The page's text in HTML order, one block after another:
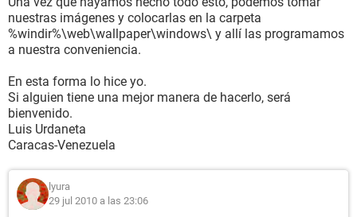
nuestras imágenes y colocarlas en la carpeta
%windir%\web\wallpaper\windows\ y allí las programamos
a nuestra conveniencia.
En esta forma lo hice yo.
Si alguien tiene una mejor manera de hacerlo, será
bienvenido.
Luis Urdaneta
Caracas-Venezuela
lyura
29 jul 2010 a las 23:06